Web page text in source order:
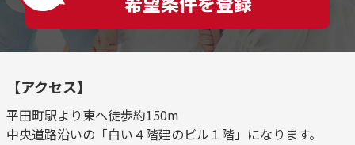
【アクセス】
平田町駅より東へ徒歩約150m
中央道路沿いの「白い４階建のビル１階」になります。